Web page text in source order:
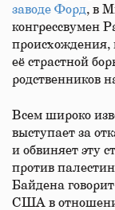
заводе Форд, в
конгрессвумен
происхождения,
её страстной
родственников
Всем широко
выступает за
и обвиняет эту
против
Байдена
США в